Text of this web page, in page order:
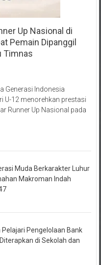
Up Nasional di
Pemain Dipanggil
Timnas
U-12 menorehkan prestasi
Runner Up Nasional pada
Makroman Indah
di Sekolah dan